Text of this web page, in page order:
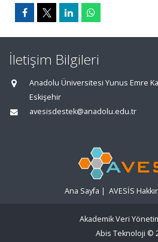
İletişim Bilgileri
Anadolu Üniversitesi Yunus Emre
Eskişehir
avesisdestek@anadolu.edu.tr
Ana Sayfa | AVESİS
Akademik Veri
Abis Teknoloji ©